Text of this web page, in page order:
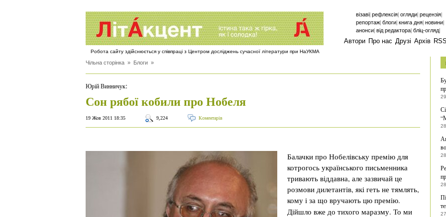
візаві| рефлексія| огляди| рецензія|
репортаж| блоги| книга дня| новини|
анонси| від редактора| бліц-огляд|
Автори Про нас Друзі Архів RSS
Робота сайту здійснюється у співпраці з Центром досліджень сучасної літератури при НаУКМА
Чільна сторінка » Блоги »
Юрій Винничук:
Сон рябої кобили про Нобеля
19 Жов 2011 18:35 9,224 Коментарів
Балачки про Нобелівську премію для
котрогось українського письменника
тривають віддавна, але зазвичай це
розмови дилетантів, які геть не тямлять,
кому і за що вручають цю премію.
Дійшло вже до тихого маразму. То ми